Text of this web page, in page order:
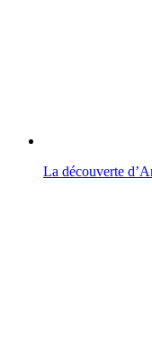
La découverte